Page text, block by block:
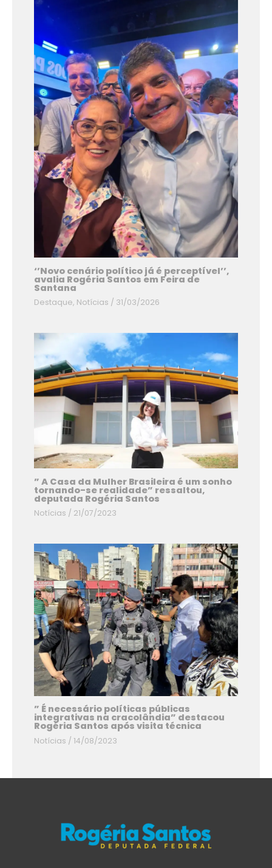
‘’Novo cenário político já é perceptível’’,
avalia Rogéria Santos em Feira de
Santana
Destaque, Notícias / 31/03/2026
” A Casa da Mulher Brasileira é um sonho
tornando-se realidade” ressaltou,
deputada Rogéria Santos
Notícias / 21/07/2023
” É necessário políticas públicas
integrativas na cracolândia” destacou
Rogéria Santos após visita técnica
Notícias /14/08/2023